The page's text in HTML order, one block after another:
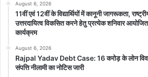
गोल्फ सहित 50 से अधिक अंतर्राष्ट्रीय आयोजनों का
August 6, 2026
11वीं एवं 12वीं के विद्यार्थियों में कानूनी जागरूकता,
उत्तरदायित्व विकसित करने हेतु प्रत्येक शनिवार आयोजित
कार्यक्रम
August 6, 2026
Rajpal Yadav Debt Case: 16 करोड़ के लोन
संपत्ति नीलामी का नोटिस जारी